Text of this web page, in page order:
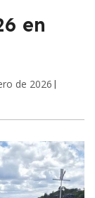
en
de 2026